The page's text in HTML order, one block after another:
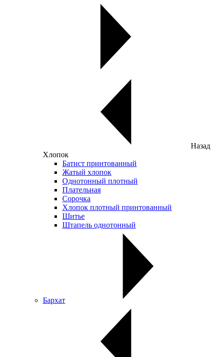
Назад
Хлопок
Батист принтованный
Жатый хлопок
Однотонный плотный
Плательная
Сорочка
Хлопок плотный принтованный
Шитье
Штапель однотонный
Бархат